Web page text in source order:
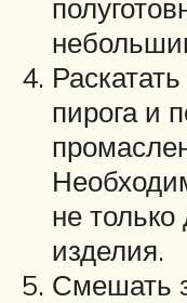
пирога и
не
изделия.
Смешать